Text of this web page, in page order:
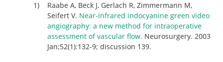
Raabe A, Beck J, Gerlach R, Zimmermann M,
Seifert V. Near-infrared indocyanine green video
angiography: a new method for intraoperative
assessment of vascular flow. Neurosurgery. 2003
Jan;52(1):132-9; discussion 139.